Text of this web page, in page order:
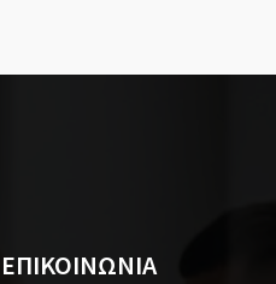
ΕΠΙΚΟΙΝΩΝΙΑ